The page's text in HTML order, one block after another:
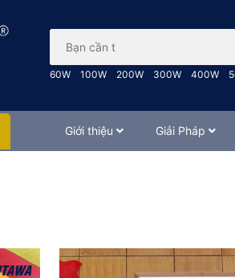
60W 100W 200W 300W 400W
Giới thiệu Giải Pháp